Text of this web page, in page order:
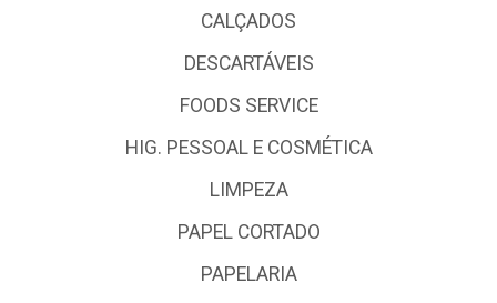
CALÇADOS
DESCARTÁVEIS
FOODS SERVICE
HIG. PESSOAL E COSMÉTICA
LIMPEZA
PAPEL CORTADO
PAPELARIA